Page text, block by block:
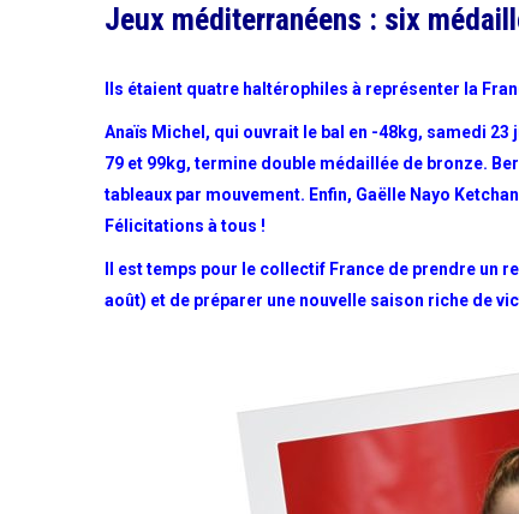
Jeux méditerranéens : six
Ils étaient quatre haltérophiles à représenter la
Anaïs Michel, qui ouvrait le bal en -48kg, samedi
79 et 99kg, termine double médaillée de bronze.
tableaux par mouvement. Enfin, Gaëlle Nayo
Félicitations à tous !
Il est temps pour le collectif France de prendre un
août) et de préparer une nouvelle saison riche de